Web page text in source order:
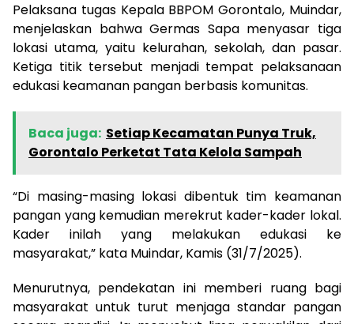
Pelaksana tugas Kepala BBPOM Gorontalo, Muindar,
menjelaskan bahwa Germas Sapa menyasar tiga
lokasi utama, yaitu kelurahan, sekolah, dan pasar.
Ketiga titik tersebut menjadi tempat pelaksanaan
edukasi keamanan pangan berbasis komunitas.
Baca juga: Setiap Kecamatan Punya Truk,
Gorontalo Perketat Tata Kelola Sampah
“Di masing-masing lokasi dibentuk tim keamanan
pangan yang kemudian merekrut kader-kader lokal.
Kader inilah yang melakukan edukasi ke
masyarakat,” kata Muindar, Kamis (31/7/2025).
Menurutnya, pendekatan ini memberi ruang bagi
masyarakat untuk turut menjaga standar pangan